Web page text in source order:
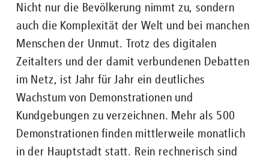
Nicht nur die Bevölkerung nimmt zu, sondern
auch die Komplexität der Welt und bei manchen
Menschen der Unmut. Trotz des digitalen
Zeitalters und der damit verbundenen Debatten
im Netz, ist Jahr für Jahr ein deutliches
Wachstum von Demonstrationen und
Kundgebungen zu verzeichnen. Mehr als 500
Demonstrationen finden mittlerweile monatlich
in der Hauptstadt statt. Rein rechnerisch sind